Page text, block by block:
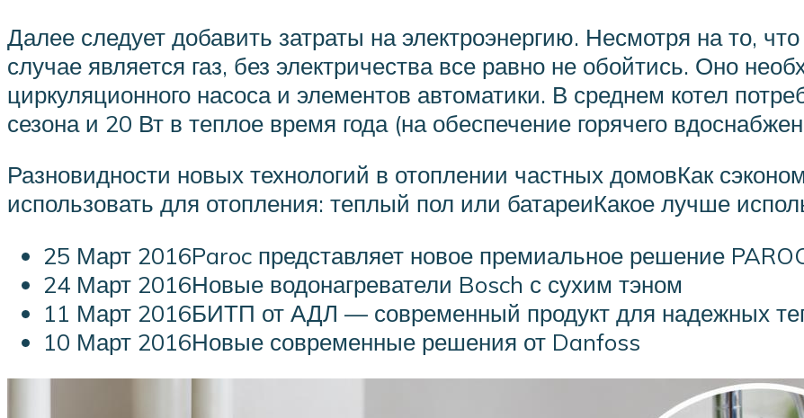
Далее следует добавить затраты на электроэнергию. Несмотря на то,
случае является газ, без электричества все равно не обойтись. Оно
циркуляционного насоса и элементов автоматики. В среднем котел
сезона и 20 Вт в теплое время года (на обеспечение горячего
Разновидности новых технологий в отоплении частных домовКак
использовать для отопления: теплый пол или батареиКакое лучше
25 Март 2016Paroc представляет новое премиальное решение
24 Март 2016Новые водонагреватели Bosch с сухим тэном
11 Март 2016БИТП от АДЛ — современный продукт для надежных
10 Март 2016Новые современные решения от Danfoss